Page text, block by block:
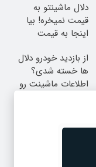
دلال ماشینتو به
قیمت نمیخره! بیا
اینجا به قیمت
واقعی*
از بازدید خودرو دلال
ها خسته شدی؟
اطلاعات ماشینت رو